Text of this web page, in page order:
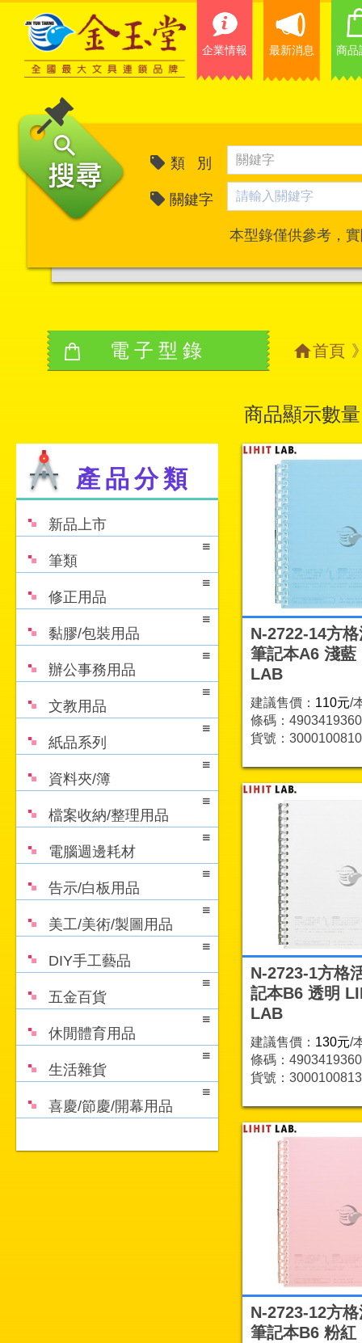
企業情報 最新消息 商品
類 別
關鍵字
本型錄僅供參考，
電子型錄 首頁
產品分類
新品上市
筆類
修正用品
黏膠/包裝用品
辦公事務用品
文教用品
紙品系列
資料夾/簿
檔案收納/整理用品
電腦週邊耗材
告示/白板用品
美工/美術/製圖用品
DIY手工藝品
五金百貨
休閒體育用品
生活雜貨
喜慶/節慶/開幕用品
商品顯示數量
N-2722-14方
筆記本A6 淺藍
LAB
建議售價： 110元/
條碼：
貨號：3000100810
N-2723-1方格
記本B6 透明
LAB
建議售價： 130元/
條碼：
貨號：3000100813
N-2723-12方
筆記本B6 粉紅